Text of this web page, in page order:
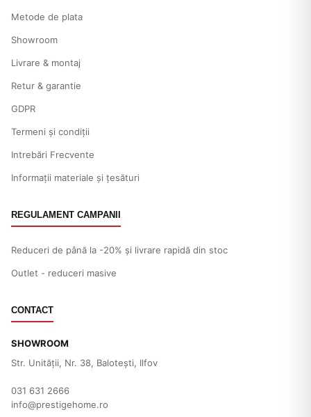
Metode de plata
Showroom
Livrare & montaj
Retur & garantie
GDPR
Termeni și condiții
Intrebări Frecvente
Informații materiale și țesături
REGULAMENT CAMPANII
Reduceri de până la -20% și livrare rapidă din stoc
Outlet - reduceri masive
CONTACT
SHOWROOM
Str. Unităţii, Nr. 38, Baloteşti, Ilfov
031 631 2666
info@prestigehome.ro